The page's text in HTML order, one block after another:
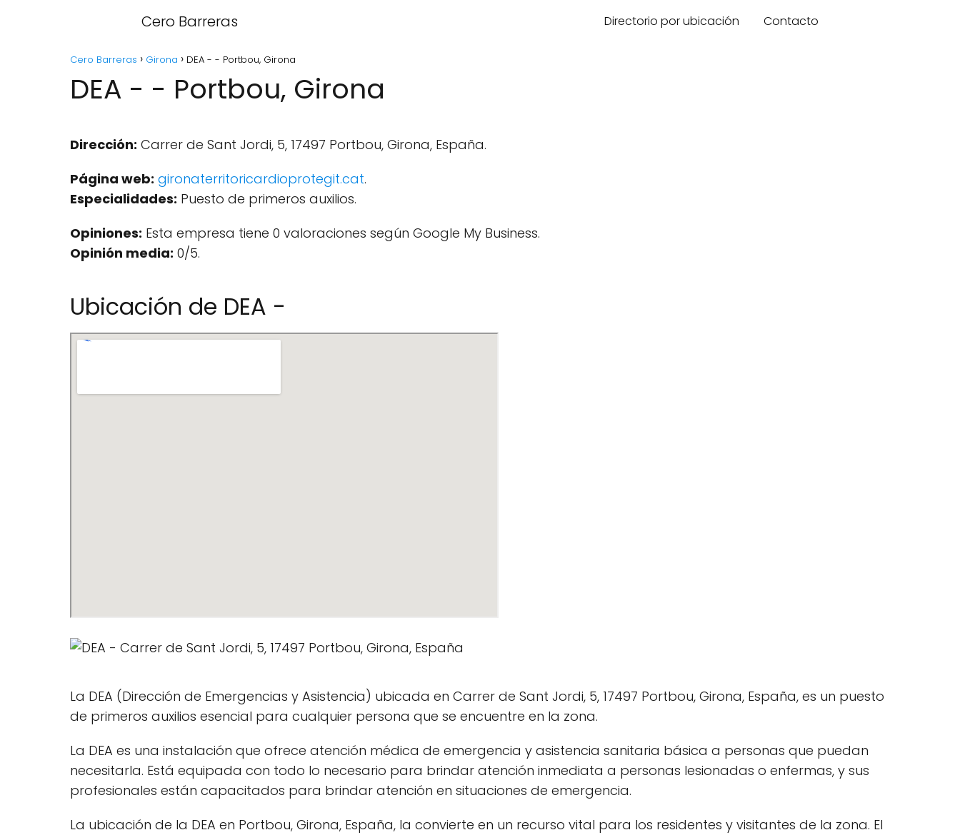
Cero Barreras Directorio por ubicación Contacto
Cero Barreras Girona DEA - - Portbou, Girona
DEA - - Portbou, Girona
Dirección: Carrer de Sant Jordi, 5, 17497 Portbou, Girona, España.
Página web: gironaterritoricardioprotegit.cat.
Especialidades: Puesto de primeros auxilios.
Opiniones: Esta empresa tiene 0 valoraciones según Google My Business.
Opinión media: 0/5.
Ubicación de DEA -
La DEA (Dirección de Emergencias y Asistencia) ubicada en Carrer de Sant Jordi, 5, 17497 Portbou, Girona, España, es un puesto
de primeros auxilios esencial para cualquier persona que se encuentre en la zona.
La DEA es una instalación que ofrece atención médica de emergencia y asistencia sanitaria básica a personas que puedan
necesitarla. Está equipada con todo lo necesario para brindar atención inmediata a personas lesionadas o enfermas, y sus
profesionales están capacitados para brindar atención en situaciones de emergencia.
La ubicación de la DEA en Portbou, Girona, España, la convierte en un recurso vital para los residentes y visitantes de la zona. El